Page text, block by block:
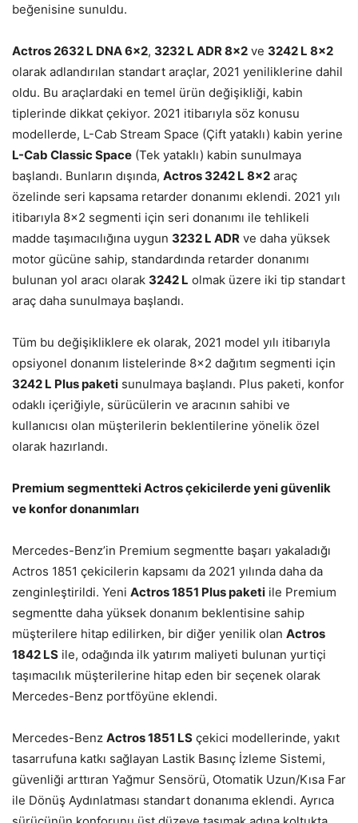
beğenisine sunuldu.
Actros 2632 L DNA 6×2, 3232 L ADR 8×2 ve 3242 L 8×2
olarak adlandırılan standart araçlar, 2021 yeniliklerine dahil
oldu. Bu araçlardaki en temel ürün değişikliği, kabin
tiplerinde dikkat çekiyor. 2021 itibarıyla söz konusu
modellerde, L-Cab Stream Space (Çift yataklı) kabin yerine
L-Cab Classic Space (Tek yataklı) kabin sunulmaya
başlandı. Bunların dışında, Actros 3242 L 8×2 araç
özelinde seri kapsama retarder donanımı eklendi. 2021 yılı
itibarıyla 8×2 segmenti için seri donanımı ile tehlikeli
madde taşımacılığına uygun 3232 L ADR ve daha yüksek
motor gücüne sahip, standardında retarder donanımı
bulunan yol aracı olarak 3242 L olmak üzere iki tip standart
araç daha sunulmaya başlandı.
Tüm bu değişikliklere ek olarak, 2021 model yılı itibarıyla
opsiyonel donanım listelerinde 8×2 dağıtım segmenti için
3242 L Plus paketi sunulmaya başlandı. Plus paketi, konfor
odaklı içeriğiyle, sürücülerin ve aracının sahibi ve
kullanıcısı olan müşterilerin beklentilerine yönelik özel
olarak hazırlandı.
Premium segmentteki Actros çekicilerde yeni güvenlik
ve konfor donanımları
Mercedes-Benz’in Premium segmentte başarı yakaladığı
Actros 1851 çekicilerin kapsamı da 2021 yılında daha da
zenginleştirildi. Yeni Actros 1851 Plus paketi ile Premium
segmentte daha yüksek donanım beklentisine sahip
müşterilere hitap edilirken, bir diğer yenilik olan Actros
1842 LS ile, odağında ilk yatırım maliyeti bulunan yurtiçi
taşımacılık müşterilerine hitap eden bir seçenek olarak
Mercedes-Benz portföyüne eklendi.
Mercedes-Benz Actros 1851 LS çekici modellerinde, yakıt
tasarrufuna katkı sağlayan Lastik Basınç İzleme Sistemi,
güvenliği arttıran Yağmur Sensörü, Otomatik Uzun/Kısa Far
ile Dönüş Aydınlatması standart donanıma eklendi. Ayrıca